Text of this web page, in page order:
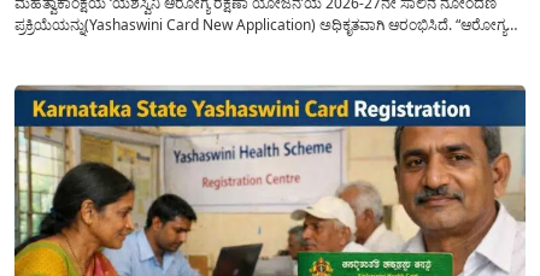
ಪ್ರಕ್ರಿಯೆಯನ್ನು(Yashaswini Card New Application) ಅಧಿಕೃತವಾಗಿ ಆರಂಭಿಸಿದೆ. “ಆರೋಗ್ಯವೇ